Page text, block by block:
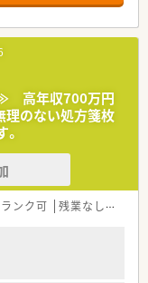
師の退職により、後任
す。
、店舗運営や業務効率
す。
ある経営陣のもとで薬
です。
展開し、グループ全
です。
おり、現場の状況を深
入しており、従業員の
ます。
≫ 高年収700万円
理のない処方箋枚
ンク可 残業なし(ほぼなし含む)